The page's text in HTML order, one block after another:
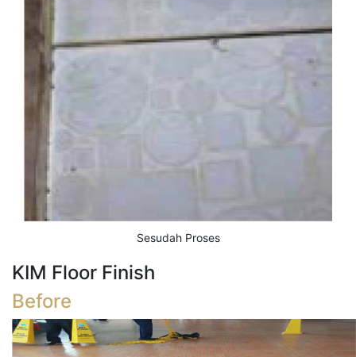
Sesudah Proses
KIM Floor Finish
Before